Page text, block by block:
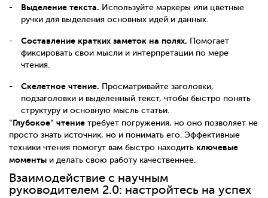
Выделение текста. Используйте маркеры или цветные
ручки для выделения основных идей и данных.
Составление кратких заметок на полях. Помогает
фиксировать свои мысли и интерпретации по мере
чтения.
Скелетное чтение. Просматривайте заголовки,
подзаголовки и выделенный текст, чтобы быстро понять
структуру и основную мысль статьи.
"Глубокое" чтение требует погружения, но оно позволяет не
просто знать источник, но и понимать его. Эффективные
техники чтения помогут вам быстро находить ключевые
моменты и делать свою работу качественнее.
Взаимодействие с научным
руководителем 2.0: настройтесь на успех